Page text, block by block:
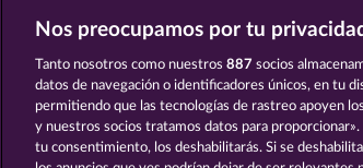
Nos preocupamos por tu
Tanto nosotros como nuestros 887 socios
datos de navegación o identificadores únicos, en tu
permitiendo que las tecnologías de rastreo apoyen
y nuestros socios tratamos datos para proporcionar».
tu consentimiento, los deshabilitarás. Si se